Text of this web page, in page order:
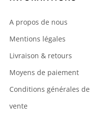
A propos de nous
Mentions légales
Livraison & retours
Moyens de paiement
Conditions générales de
vente